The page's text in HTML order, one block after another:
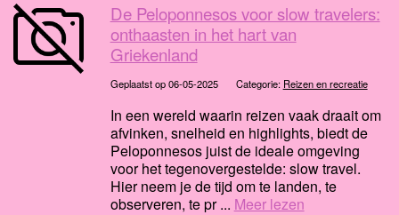
De Peloponnesos voor slow travelers:
onthaasten in het hart van
Griekenland
Geplaatst op 06-05-2025 Categorie: Reizen en recreatie
In een wereld waarin reizen vaak draait om
afvinken, snelheid en highlights, biedt de
Peloponnesos juist de ideale omgeving
voor het tegenovergestelde: slow travel.
Hier neem je de tijd om te landen, te
observeren, te pr ... Meer lezen